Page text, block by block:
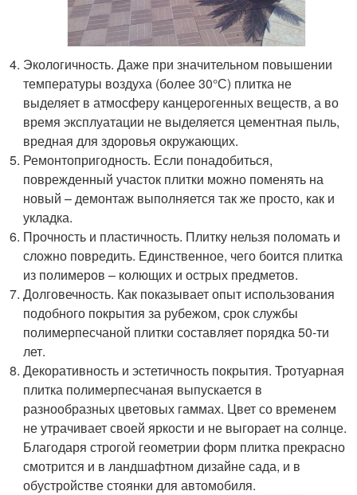
Экологичность. Даже при значительном повышении
температуры воздуха (более 30°С) плитка не
выделяет в атмосферу канцерогенных веществ, а во
время эксплуатации не выделяется цементная пыль,
вредная для здоровья окружающих.
Ремонтопригодность. Если понадобиться,
поврежденный участок плитки можно поменять на
новый – демонтаж выполняется так же просто, как и
укладка.
Прочность и пластичность. Плитку нельзя поломать и
сложно повредить. Единственное, чего боится плитка
из полимеров – колющих и острых предметов.
Долговечность. Как показывает опыт использования
подобного покрытия за рубежом, срок службы
полимерпесчаной плитки составляет порядка 50-ти
лет.
Декоративность и эстетичность покрытия. Тротуарная
плитка полимерпесчаная выпускается в
разнообразных цветовых гаммах. Цвет со временем
не утрачивает своей яркости и не выгорает на солнце.
Благодаря строгой геометрии форм плитка прекрасно
смотрится и в ландшафтном дизайне сада, и в
обустройстве стоянки для автомобиля.